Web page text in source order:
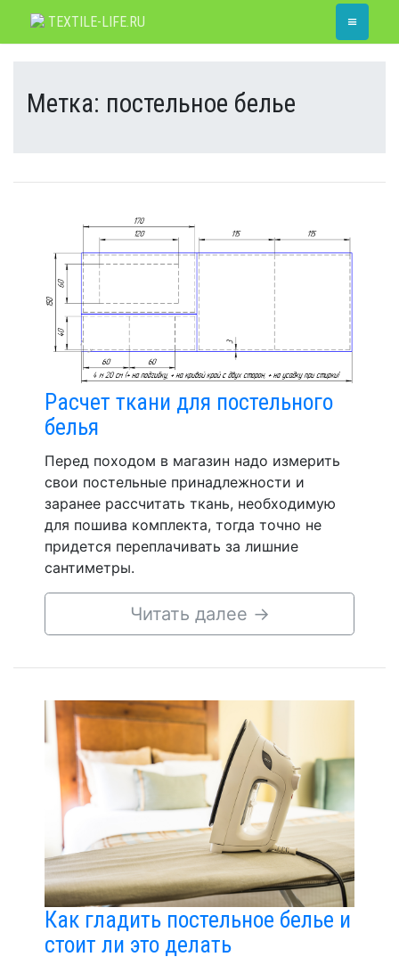
TEXTILE-LIFE.RU ≡
Метка: постельное белье
Расчет ткани для постельного
белья
Перед походом в магазин надо измерить
свои постельные принадлежности и
заранее рассчитать ткань, необходимую
для пошива комплекта, тогда точно не
придется переплачивать за лишние
сантиметры.
Читать далее →
Как гладить постельное белье и
стоит ли это делать